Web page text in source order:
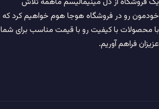
خودمون رو در فروشگاه هوجا هوم خواهیم کرد که
با محصولات با کیفیت رو با قیمت مناسب برای شما
عزیزان فراهم آوریم.